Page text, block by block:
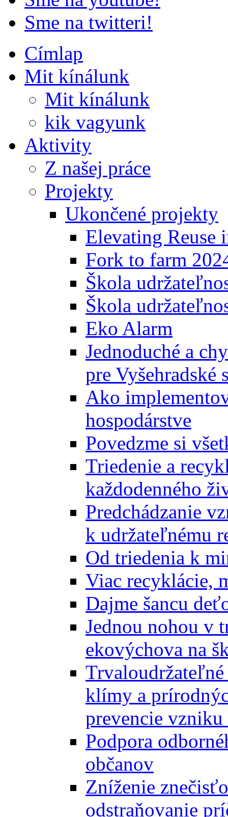
Sme na twitteri!
Címlap
Mit kínálunk
Mit kínálunk
kik vagyunk
Aktivity
Z našej práce
Projekty
Ukončené projekty
Elevating Reuse
Fork to farm
Škola
Škola
Eko Alarm
Jednoduché a
pre Vyšehradské
Ako
hospodárstve
Povedzme si
Triedenie a
každodenného
Predchádzanie
k udržateľnému
Od triedenia k
Viac recyklácie,
Dajme šancu
Jednou nohou v
ekovýchova na
klímy a
prevencie vzniku
Podpora
občanov
Zníženie
odstraňovanie